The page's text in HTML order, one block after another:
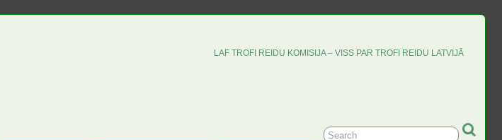
LAF TROFI REIDU KOMISIJA – VISS PAR TROFI REIDU LATVIJĀ